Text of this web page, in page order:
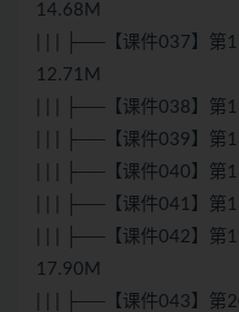
14.68M
| | | ├──【课件037】第
12.71M
| | | ├──【课件038】第
| | | ├──【课件039】第
| | | ├──【课件040】第
| | | ├──【课件041】第
| | | ├──【课件042】第
17.90M
| | | ├──【课件043】第